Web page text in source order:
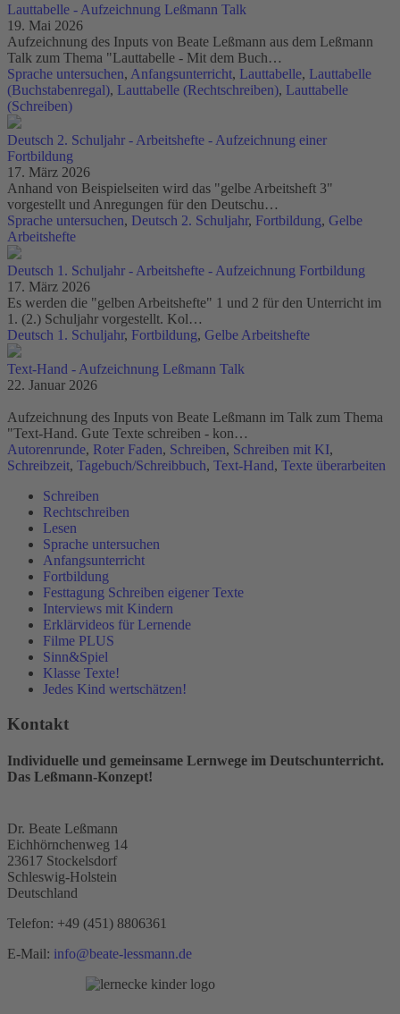
Lauttabelle - Aufzeichnung Leßmann Talk
19. Mai 2026
Aufzeichnung des Inputs von Beate Leßmann aus dem Leßmann
Talk zum Thema "Lauttabelle - Mit dem Buch…
Sprache untersuchen, Anfangsunterricht, Lauttabelle, Lauttabelle
(Buchstabenregal), Lauttabelle (Rechtschreiben), Lauttabelle
(Schreiben)
Deutsch 2. Schuljahr - Arbeitshefte - Aufzeichnung einer
Fortbildung
17. März 2026
Anhand von Beispielseiten wird das "gelbe Arbeitsheft 3"
vorgestellt und Anregungen für den Deutschu…
Sprache untersuchen, Deutsch 2. Schuljahr, Fortbildung, Gelbe
Arbeitshefte
Deutsch 1. Schuljahr - Arbeitshefte - Aufzeichnung Fortbildung
17. März 2026
Es werden die "gelben Arbeitshefte" 1 und 2 für den Unterricht im
1. (2.) Schuljahr vorgestellt. Kol…
Deutsch 1. Schuljahr, Fortbildung, Gelbe Arbeitshefte
Text-Hand - Aufzeichnung Leßmann Talk
22. Januar 2026
Aufzeichnung des Inputs von Beate Leßmann im Talk zum Thema
"Text-Hand. Gute Texte schreiben - kon…
Autorenrunde, Roter Faden, Schreiben, Schreiben mit KI,
Schreibzeit, Tagebuch/Schreibbuch, Text-Hand, Texte überarbeiten
Schreiben
Rechtschreiben
Lesen
Sprache untersuchen
Anfangsunterricht
Fortbildung
Festtagung Schreiben eigener Texte
Interviews mit Kindern
Erklärvideos für Lernende
Filme PLUS
Sinn&Spiel
Klasse Texte!
Jedes Kind wertschätzen!
Kontakt
Individuelle und gemeinsame Lernwege im Deutschunterricht.
Das Leßmann-Konzept!
Dr. Beate Leßmann
Eichhörnchenweg 14
23617 Stockelsdorf
Schleswig-Holstein
Deutschland
Telefon: +49 (451) 8806361
E-Mail: info@beate-lessmann.de